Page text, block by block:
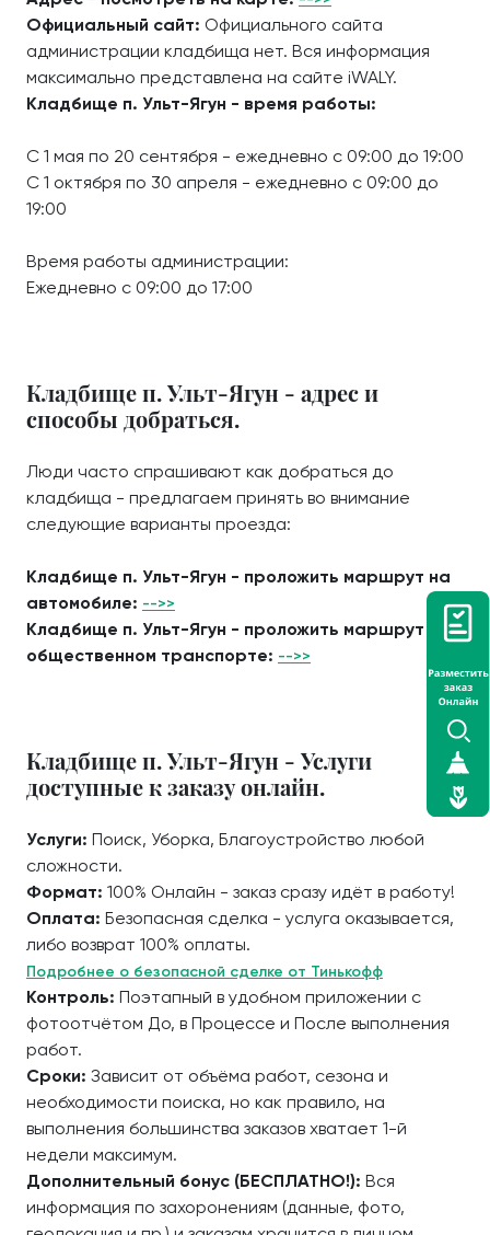
Официальный сайт: Официального сайта
администрации кладбища нет. Вся информация
максимально представлена на сайте iWALY.
Кладбище п. Ульт-Ягун - время работы:
С 1 мая по 20 сентября - ежедневно с 09:00 до 19:00
С 1 октября по 30 апреля - ежедневно с 09:00 до
19:00
Время работы администрации:
Ежедневно с 09:00 до 17:00
Кладбище п. Ульт-Ягун - адрес и
способы добраться.
Люди часто спрашивают как добраться до
кладбища - предлагаем принять во внимание
следующие варианты проезда:
Кладбище п. Ульт-Ягун - проложить маршрут на
автомобиле: -->>
Кладбище п. Ульт-Ягун - проложить маршрут на
общественном транспорте: -->>
Кладбище п. Ульт-Ягун - Услуги
доступные к заказу онлайн.
Услуги: Поиск, Уборка, Благоустройство любой
сложности.
Формат: 100% Онлайн - заказ сразу идёт в работу!
Оплата: Безопасная сделка - услуга оказывается,
либо возврат 100% оплаты.
Подробнее о безопасной сделке от Тинькофф
Контроль: Поэтапный в удобном приложении с
фотоотчётом До, в Процессе и После выполнения
работ.
Сроки: Зависит от объёма работ, сезона и
необходимости поиска, но как правило, на
выполнения большинства заказов хватает 1-й
недели максимум.
Дополнительный бонус (БЕСПЛАТНО!): Вся
информация по захоронениям (данные, фото,